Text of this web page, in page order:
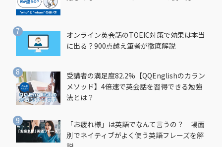
オンライン英会話のTOEIC対策で効果は本当
に出る？900点越え筆者が徹底解説
受講者の満足度82.2%【QQEnglishのカラン
メソッド】4倍速で英会話を習得できる勉強
法とは？
「お疲れ様」は英語でなんて言うの？ 場面
別でネイティブがよく使う英語フレーズを解